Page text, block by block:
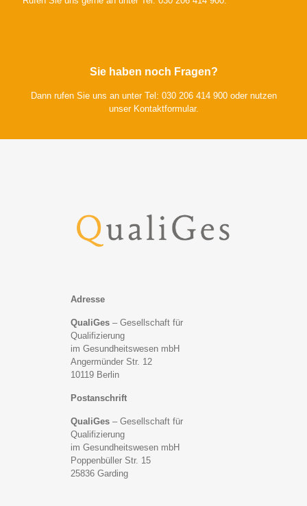
Sie haben noch Fragen?
Dann rufen Sie uns an unter Tel: 030 206 414 900 oder nutzen
unser Kontaktformular.
Adresse
QualiGes – Gesellschaft für
Qualifizierung
im Gesundheitswesen mbH
Angermünder Str. 12
10119 Berlin
Postanschrift
QualiGes – Gesellschaft für
Qualifizierung
im Gesundheitswesen mbH
Poppenbüller Str. 15
25836 Garding